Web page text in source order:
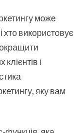
може
хто використовує
і
яку вам